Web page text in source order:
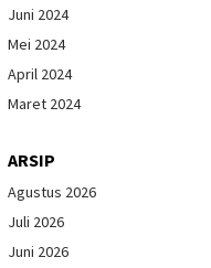
Juni 2024
Mei 2024
April 2024
Maret 2024
ARSIP
Agustus 2026
Juli 2026
Juni 2026